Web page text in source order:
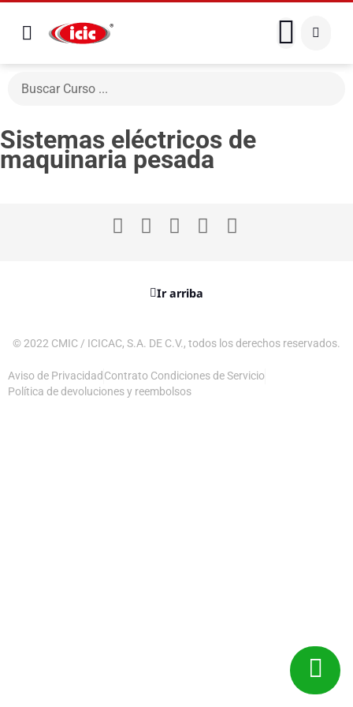
Sistemas eléctricos de
maquinaria pesada
Ir arriba
© 2022 CMIC / ICICAC, S.A. DE C.V., todos los derechos reservados.
Aviso de Privacidad Contrato Condiciones de Servicio
Política de devoluciones y reembolsos